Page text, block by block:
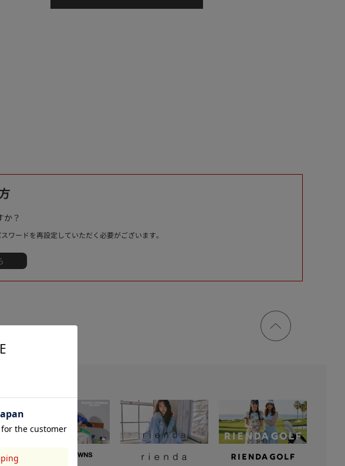
か？
ードを再設定していただく必要がございます。
ページ
トップ